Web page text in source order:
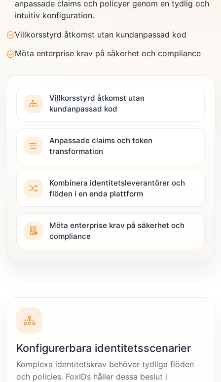
anpassade claims och policyer genom en tydlig och
intuitiv konfiguration.
Villkorsstyrd åtkomst utan kundanpassad kod
Möta enterprise krav på säkerhet och compliance
Villkorsstyrd åtkomst utan
kundanpassad kod
Anpassade claims och token
transformation
Kombinera identitetsleverantörer och
flöden i en enda plattform
Möta enterprise krav på säkerhet och
compliance
Konfigurerbara identitetsscenarier
Komplexa identitetskrav behöver tydliga flöden
och policies. FoxIDs håller dessa beslut i